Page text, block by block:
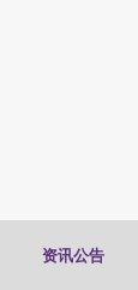
资讯公告